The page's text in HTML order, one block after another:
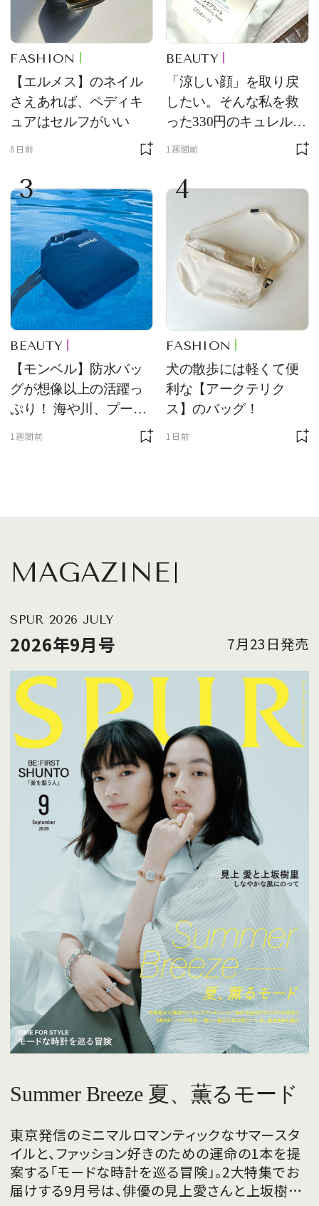
FASHION
【エルメス】のネイル
さえあれば、ペディキ
ュアはセルフがいい
6日前
BEAUTY
「涼しい顔」を取り戻
したい。そんな私を救
った330円のキュレル名
1週間前
3
BEAUTY
【モンベル】防水バッ
グが想像以上の活躍っ
ぷり！ 海や川、プール
1週間前
4
FASHION
犬の散歩には軽くて便
利な【アークテリク
ス】のバッグ！
1日前
MAGAZINE
SPUR 2026 JULY
2026年9月号 7月23日発売
Summer Breeze 夏、薫るモード
東京発信のミニマルロマンティックなサマースタ
イルと、ファッション好きのための運命の1本を提
案する「モードな時計を巡る冒険」。2大特集でお
届けする9月号は、俳優の見上愛さんと上坂樹里